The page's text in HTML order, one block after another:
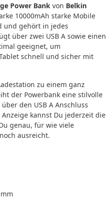
Power Bank von Belkin
10000mAh starke Mobile
und gehört in jedes
über zwei USB A sowie einen
geeignet, um
schnell und sicher mit
zu einem ganz
der Powerbank eine stilvolle
den USB A Anschluss
kannst Du jederzeit die
genau, für wie viele
ausreicht.